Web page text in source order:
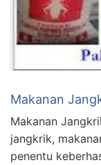
Makanan
Makanan
jangkrik,
penentu